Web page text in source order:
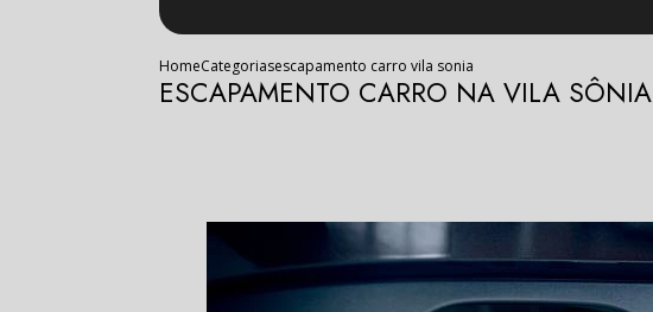
HomeCategoriasescapamento carro vila sonia
ESCAPAMENTO CARRO NA VILA SÔNIA